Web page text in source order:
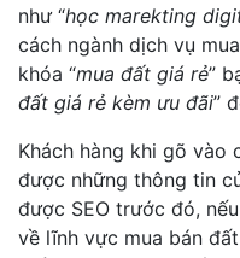
như “học marekting
cách ngành dịch vụ
khóa “mua đất giá rẻ”
đất giá rẻ kèm ưu đãi”
Khách hàng khi gõ vào
được những thông tin
được SEO trước đó,
về lĩnh vực mua bán